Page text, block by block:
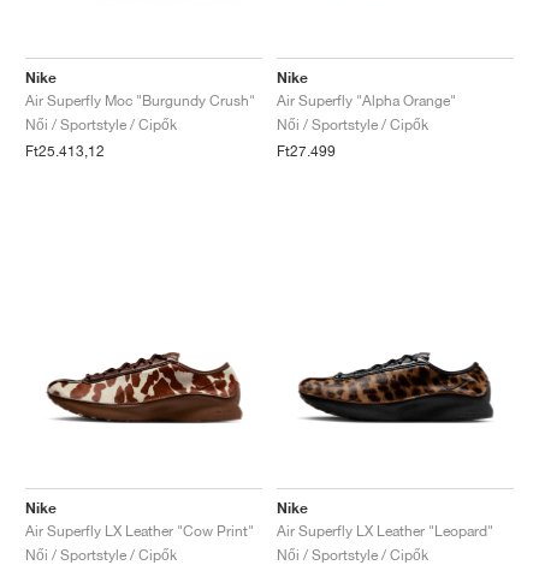
Nike
Air Superfly Moc "Burgundy Crush"
Női / Sportstyle / Cipők
Ft25.413,12
Nike
Air Superfly "Alpha Orange"
Női / Sportstyle / Cipők
Ft27.499
Nike
Air Superfly LX Leather "Cow Print"
Női / Sportstyle / Cipők
Nike
Air Superfly LX Leather "Leopard"
Női / Sportstyle / Cipők